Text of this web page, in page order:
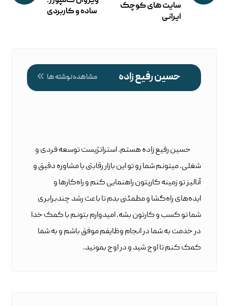
سایت‌ های کوچک
ایرانی
ساده و کاربردی
حسین رفیع زاده مشاهده نوشته ها
حسین رفیع زاده هستم. استراتژیست توسعه فردی و
شغلی. میتونم شما رو تو این بازار رقابتی با مشاوره دقیق و
آنالیز تو زمینه کاریتون راهنمایی کنم و راه‌کارها و
ایده‌های راه‌گشا و مطمئنی بدم تا باعث رشد چندبرابری
شما تو کسب و کارتون بشه. امیدوارم بتونم با کمک خدا
در خدمت به شما در انجام وظایفم موفق باشم و به شما
کمک کنم تا اوج شید و در اوج بمونید.